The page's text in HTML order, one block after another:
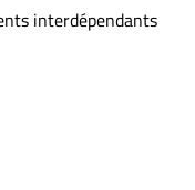
interdépendants